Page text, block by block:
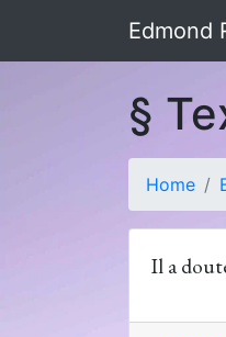
Edmond
§
Home
Il a